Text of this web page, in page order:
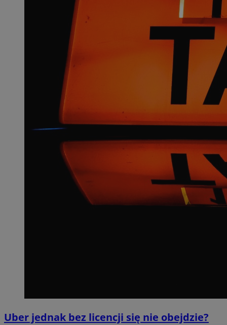
Uber jednak bez licencji się nie obejdzie?